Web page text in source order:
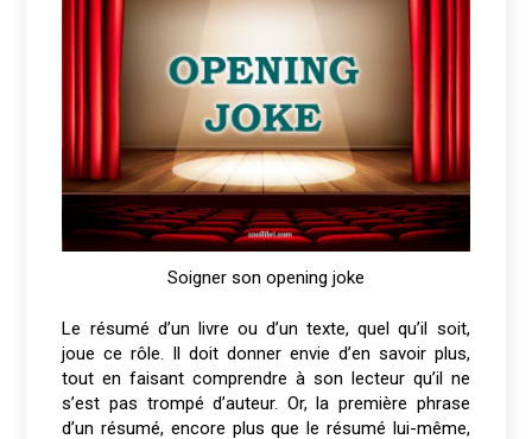
Soigner son opening joke
Le résumé d’un livre ou d’un texte, quel qu’il soit,
joue ce rôle. Il doit donner envie d’en savoir plus,
tout en faisant comprendre à son lecteur qu’il ne
s’est pas trompé d’auteur. Or, la première phrase
d’un résumé, encore plus que le résumé lui-même,